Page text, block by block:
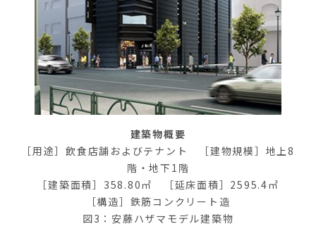
建築物概要
［用途］飲食店舗およびテナント ［建物規模］地上8
階・地下1階
［建築面積］358.80㎡ ［延床面積］2595.4㎡
［構造］鉄筋コンクリート造
図3：安藤ハザマモデル建築物